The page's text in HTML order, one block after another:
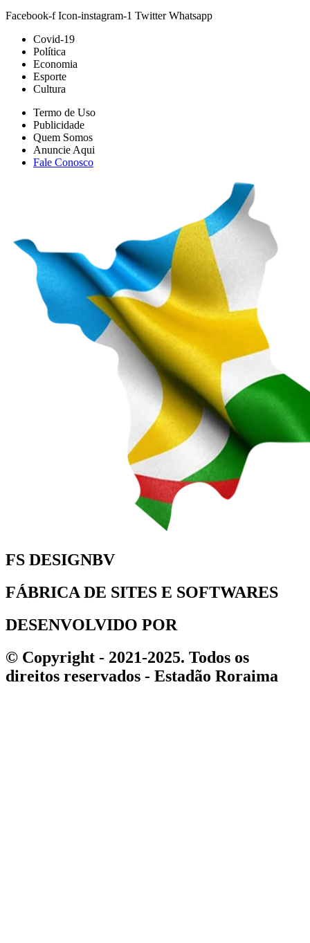
Covid-19
Economia
Esporte
Cultura
Termo de Uso
Quem Somos
Anuncie Aqui
Fale Conosco
FÁBRICA DE SITES E SOFTWARES
DESENVOLVIDO POR
© Copyright - 2021-2025. Todos os
direitos reservados - Estadão Roraima